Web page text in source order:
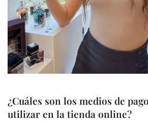
¿Cuáles son los medios de
utilizar en la tienda online?
Are you 18 years old or
No, I'm not Yes, I